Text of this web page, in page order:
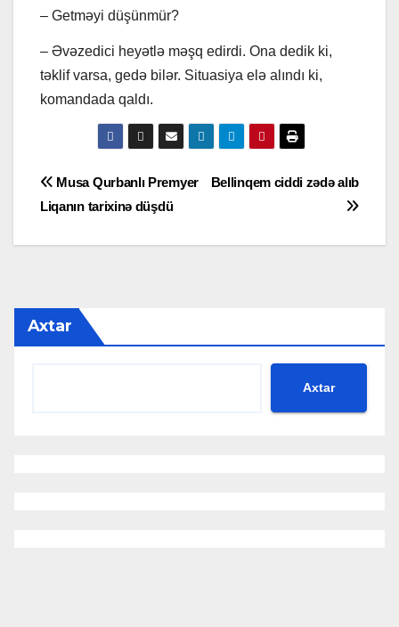
– Getməyi düşünmür?
– Əvəzedici heyətlə məşq edirdi. Ona dedik ki,
təklif varsa, gedə bilər. Situasiya elə alındı ki,
komandada qaldı.
Yazı
naviqasiyası
Bellinqem ciddi zədə alıb
Musa Qurbanlı Premyer
Liqanın tarixinə düşdü
Axtar
Axtar